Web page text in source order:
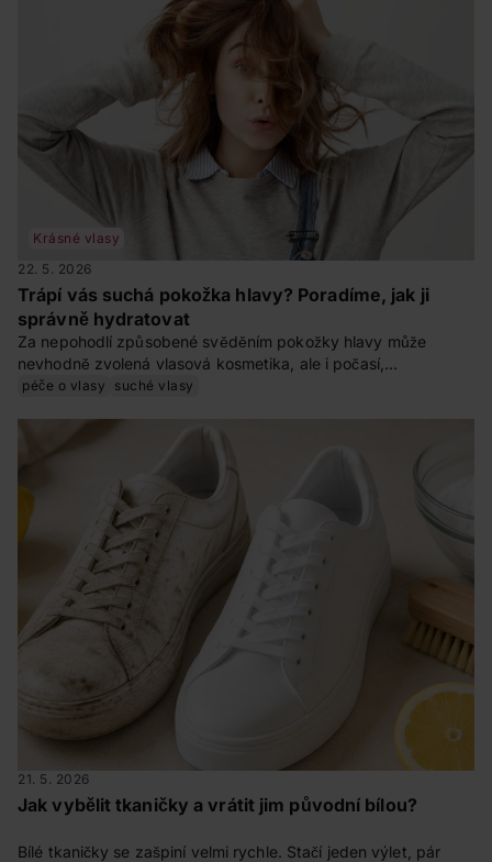
Krásné vlasy
22. 5. 2026
Trápí vás suchá pokožka hlavy? Poradíme, jak ji
správně hydratovat
Za nepohodlí způsobené svěděním pokožky hlavy může
nevhodně zvolená vlasová kosmetika, ale i počasí,
dehydratace nebo věk. Spouštěčů je více, ale projevy
péče o vlasy suché vlasy
21. 5. 2026
Jak vybělit tkaničky a vrátit jim původní bílou?
Bílé tkaničky se zašpiní velmi rychle. Stačí jeden výlet, pár